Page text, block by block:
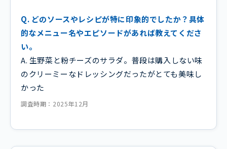
Q. どのソースやレシピが特に印象的でしたか？具体
的なメニュー名やエピソードがあれば教えてくださ
い。
A. 生野菜と粉チーズのサラダ。普段は購入しない味
のクリーミーなドレッシングだったがとても美味し
かった
調査時期：2025年12月